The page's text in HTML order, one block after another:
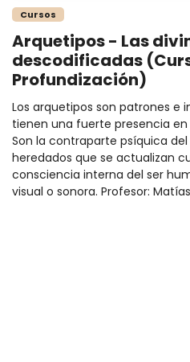
Cursos
Arquetipos - Las
descodificadas
Profundización)
Los arquetipos son patrones e
tienen una fuerte presencia
Son la contraparte psíquica
heredados que se actualizan
consciencia interna del ser
visual o sonora. Profesor: